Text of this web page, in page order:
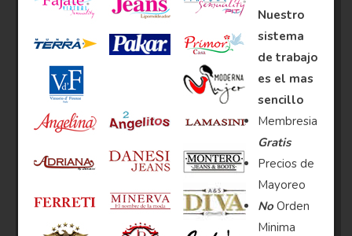
Nuestro
sistema
de trabajo
es el mas
sencillo
Membresia
Gratis
Precios de
Mayoreo
No Orden
Minima